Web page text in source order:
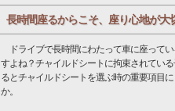
長時間座るからこそ、座り心地が大
ドライブで長時間にわたって車に座って
すよね？チャイルドシートに拘束されてい
るとチャイルドシートを選ぶ時の重要項目
か。